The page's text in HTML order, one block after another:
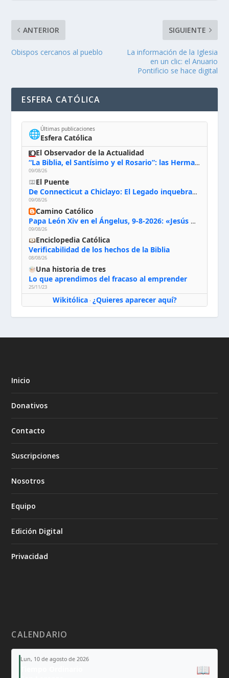
ANTERIOR
Obispos cercanos al pueblo
SIGUIENTE
La información de la Iglesia
en un clic: el Anuario
Pontificio se hace digital
ESFERA CATÓLICA
🌐Últimas publicaciones
Esfera Católica
El Observador de la Actualidad
“La Biblia, el Santísimo y el Rosario”: las Hermanas de Belén, evacuadas por el incendio de Huelva, España
09/08/26
El Puente
De Connecticut a Chiclayo: El Legado inquebrantable de Monseñor Juan Tomis Stack
09/08/26
Camino Católico
Papa León Xiv en el Ángelus, 9-8-2026: «Jesús no nos abandona y si lo acogemos con humildad con la oración, los sacramentos y la escucha de su Palabra, en Él encontraremos paz, luz y fuerza para nuestro camino»
09/08/26
Enciclopedia Católica
Verificabilidad de los hechos de la Biblia
08/08/26
Una historia de tres
Lo que aprendimos del fracaso al emprender
25/11/23
Wikitólica· ¿Quieres aparecer aquí?
Inicio
Donativos
Contacto
Suscripciones
Nosotros
Equipo
Edición Digital
Privacidad
CALENDARIO
Lun, 10 de agosto de 2026
📖